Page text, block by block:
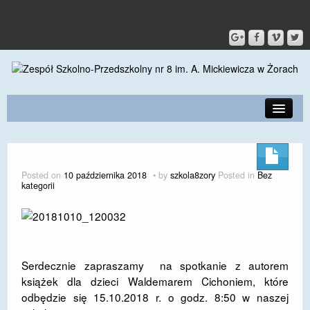
KONTAKT
DLA RODZICÓW I UCZNIÓW
GALERIA
SPORT
Posted on 10 października 2018 by szkola8zory Posted in Bez
kategorii
Serdecznie zapraszamy na spotkanie z autorem
książek dla dzieci Waldemarem Cichoniem, które
odbędzie się 15.10.2018 r. o godz. 8:50 w naszej